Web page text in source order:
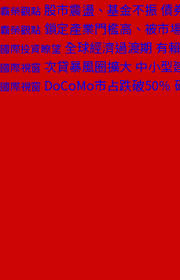
霸榮觀點 股市震盪、基金不振 債
霸榮觀點 鎖定產業門檻高、被市
國際投資瞭望 全球經濟過渡期 有
國際視窗 次貸暴風圈擴大 中小型
國際視窗 DoCoMo市占跌破50％